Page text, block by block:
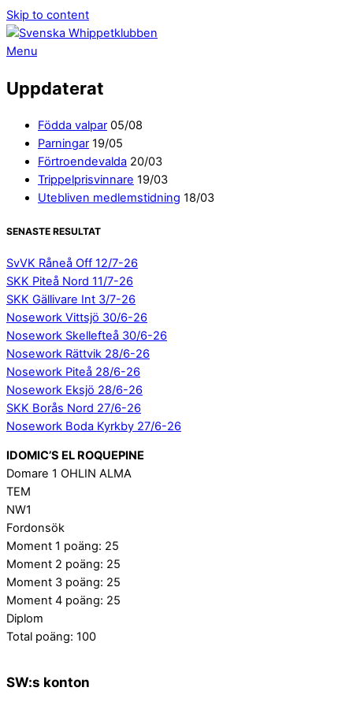
Skip to content
Menu
Uppdaterat
Födda valpar 05/08
Parningar 19/05
Förtroendevalda 20/03
Trippelprisvinnare 19/03
Utebliven medlemstidning 18/03
SENASTE RESULTAT
SvVK Råneå Off 12/7-26
SKK Piteå Nord 11/7-26
SKK Gällivare Int 3/7-26
Nosework Vittsjö 30/6-26
Nosework Skellefteå 30/6-26
Nosework Rättvik 28/6-26
Nosework Piteå 28/6-26
Nosework Eksjö 28/6-26
SKK Borås Nord 27/6-26
Nosework Boda Kyrkby 27/6-26
IDOMIC’S EL ROQUEPINE
Domare 1 OHLIN ALMA
TEM
NW1
Fordonsök
Moment 1 poäng: 25
Moment 2 poäng: 25
Moment 3 poäng: 25
Moment 4 poäng: 25
Diplom
Total poäng: 100
SW:s konton